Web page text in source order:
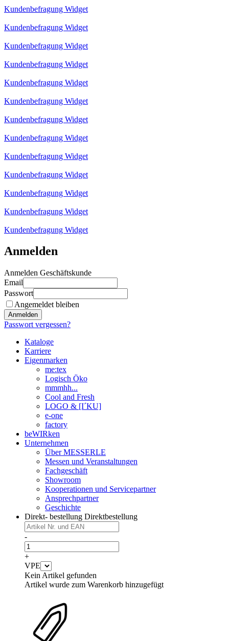
Kundenbefragung Widget
Kundenbefragung Widget
Kundenbefragung Widget
Kundenbefragung Widget
Kundenbefragung Widget
Kundenbefragung Widget
Kundenbefragung Widget
Kundenbefragung Widget
Kundenbefragung Widget
Kundenbefragung Widget
Kundenbefragung Widget
Kundenbefragung Widget
Kundenbefragung Widget
Anmelden
Anmelden Geschäftskunde
Email
Passwort
Angemeldet bleiben
Anmelden
Passwort vergessen?
Kataloge
Karriere
Eigenmarken
me:tex
Logisch Öko
mmmhh...
Cool and Fresh
LOGO & [I´KU]
e-one
factory
beWIRken
Unternehmen
Über MESSERLE
Messen und Veranstaltungen
Fachgeschäft
Showroom
Kooperationen und Servicepartner
Ansprechpartner
Geschichte
Direkt- bestellung Direktbestellung
-
+
VPE
Kein Artikel gefunden
Artikel wurde zum Warenkorb hinzugefügt